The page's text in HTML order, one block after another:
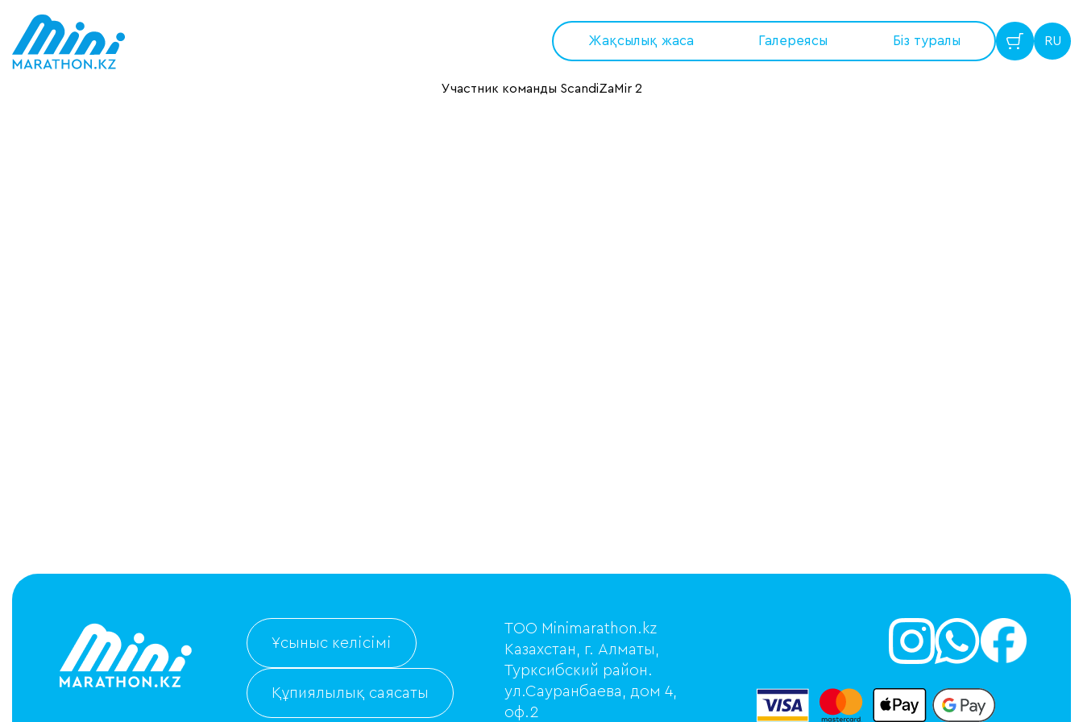
Жақсылық жаса Галереясы Бiз туралы RU
Участник команды ScandiZaMir 2
Ұсыныс келісімі
Құпиялылық саясаты
ТОО Minimarathon.kz
Казахстан, г. Алматы,
Турксибский район.
ул.Сауранбаева, дом 4,
оф.2